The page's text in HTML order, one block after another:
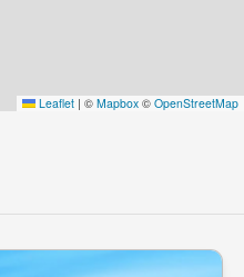
Leaflet | © Mapbox © OpenStreetMap